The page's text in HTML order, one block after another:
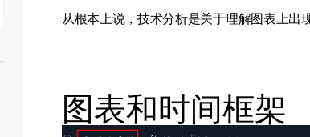
从根本上说，技术分析是关于理解图表上出
图表和时间框架